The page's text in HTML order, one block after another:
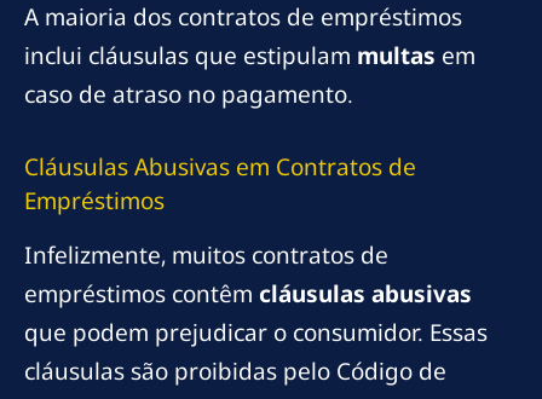
A maioria dos contratos de empréstimos
inclui cláusulas que estipulam multas em
caso de atraso no pagamento.
Cláusulas Abusivas em Contratos de
Empréstimos
Infelizmente, muitos contratos de
empréstimos contêm cláusulas abusivas
que podem prejudicar o consumidor. Essas
cláusulas são proibidas pelo Código de